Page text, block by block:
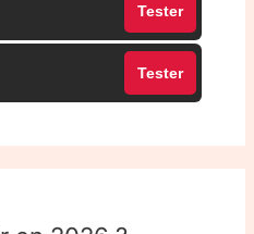
Tester
Tester